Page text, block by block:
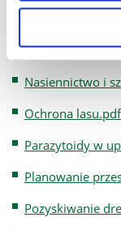
Kształtowanie i
Łąkarstwo.pdf
Nasiennictwo i
Ochrona lasu.pdf
Parazytoidy w
Planowanie
Pozyskiwanie